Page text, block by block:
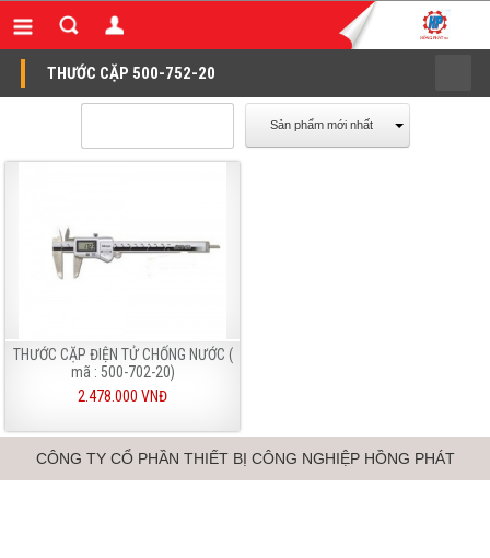
THƯỚC CẶP 500-752-20
Sản phẩm mới nhất
THƯỚC CẶP ĐIỆN TỬ CHỐNG NƯỚC (
mã : 500-702-20)
2.478.000 VNĐ
CÔNG TY CỔ PHẦN THIẾT BỊ CÔNG NGHIỆP HỒNG PHÁT